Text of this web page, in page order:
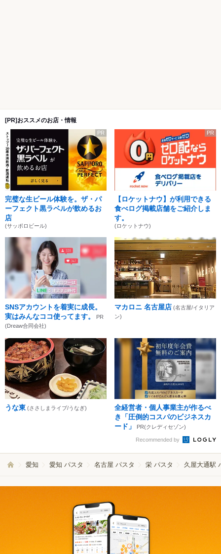
[PR]おススメのお店・情報
PR
完璧な生ビール体験を。ザ・パ
ーフェクト黒ラベルが飲めるお
店
(サッポロビール)
PR
【ロケットナウ】が利用できる
食べログ掲載店舗をご紹介しま
す。
(ロケットナウ)
SNSアカウントを着実に成長。
実はみんなココ使ってます。
PR
(Dreaw合同会社)
マカロニ 名古屋店 (名古屋/イタリア
ン)
うな東 (ささしまライブ/うなぎ)
全経営者・個人事業主が作るべ
き「圧倒的コスパのビジネスカ
ード」
PR(クレディセゾン)
Recommended by
愛知 愛知 パスタ 名古屋 パスタ 栄 パスタ 久屋大通駅